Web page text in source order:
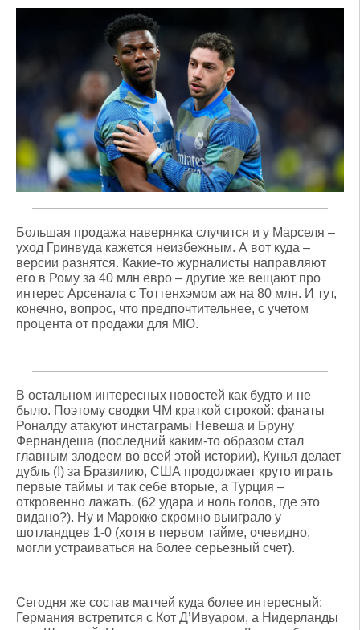
Большая продажа наверняка случится и у Марселя –
уход Гринвуда кажется неизбежным. А вот куда –
версии разнятся. Какие-то журналисты направляют
его в Рому за 40 млн евро – другие же вещают про
интерес Арсенала с Тоттенхэмом аж на 80 млн. И тут,
конечно, вопрос, что предпочтительнее, с учетом
процента от продажи для МЮ.
В остальном интересных новостей как будто и не
было. Поэтому сводки ЧМ краткой строкой: фанаты
Роналду атакуют инстаграмы Невеша и Бруну
Фернандеша (последний каким-то образом стал
главным злодеем во всей этой истории), Кунья делает
дубль (!) за Бразилию, США продолжает круто играть
первые таймы и так себе вторые, а Турция –
откровенно лажать. (62 удара и ноль голов, где это
видано?). Ну и Марокко скромно выиграло у
шотландцев 1-0 (хотя в первом тайме, очевидно,
могли устраиваться на более серьезный счет).
Сегодня же состав матчей куда более интересный:
Германия встретится с Кот Д’Ивуаром, а Нидерланды